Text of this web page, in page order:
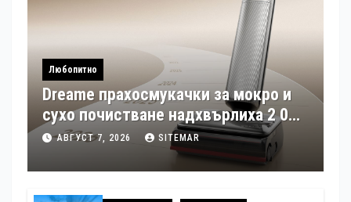
Любопитно
Dreame прахосмукачки за мокро и
сухо почистване надхвърлиха 2 000
патентни заявки в световен мащаб
АВГУСТ 7, 2026 SITEMAR